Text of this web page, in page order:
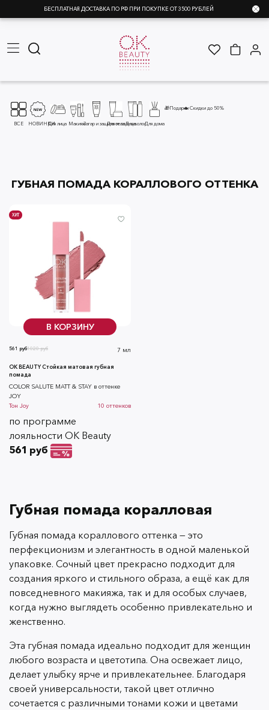
БЕСПЛАТНАЯ ДОСТАВКА ПО РФ ПРИ ПОКУПКЕ ОТ 3500 РУБЛЕЙ
ВСЕ НОВИНКИДля лица МакияжЗагар и защита от солнца
Для телаДля волосДля дома
🎁Подарки🔥 Скидки до 50%
ГУБНАЯ ПОМАДА КОРАЛЛОВОГО ОТТЕНКА
В КОРЗИНУ
ХИТ
1020 руб
561 руб 7 мл
OK BEAUTY Стойкая матовая губная
помада
COLOR SALUTE MATT & STAY в оттенке
JOY
Тон Joy 10 оттенков
по программе
лояльности OK Beauty
561 руб
Губная помада коралловая
Губная помада кораллового оттенка — это
перфекционизм и элегантность в одной маленькой
упаковке. Сочный цвет прекрасно подходит для
создания яркого и стильного образа, а ещё как для
повседневного макияжа, так и для особых случаев,
когда нужно выглядеть особенно привлекательно и
женственно.
Эта губная помада идеально подходит для женщин
любого возраста и цветотипа. Она освежает лицо,
делает улыбку ярче и привлекательнее. Благодаря
своей универсальности, такой цвет отлично
сочетается с различными тонами кожи и цветами